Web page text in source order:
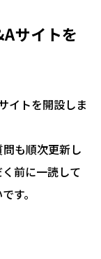
サイトを
イトを開設しま
も順次更新し
前に一読して
す。